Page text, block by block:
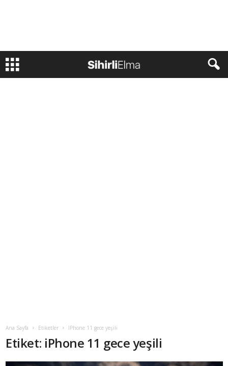
Ana Sayfa Etiketler IPhone 11 gece yeşili
Etiket: iPhone 11 gece yeşili